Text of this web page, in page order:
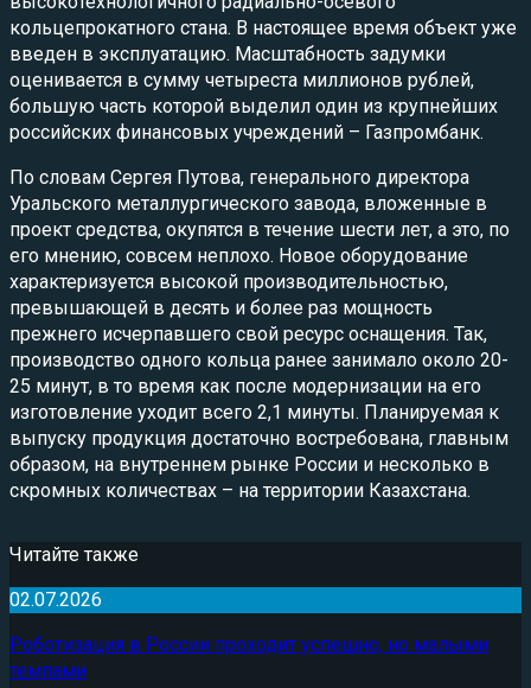
кольцепрокатного стана. В настоящее время объект уже
введен в эксплуатацию. Масштабность задумки
оценивается в сумму четыреста миллионов рублей,
большую часть которой выделил один из крупнейших
российских финансовых учреждений – Газпромбанк.
По словам Сергея Путова, генерального директора
Уральского металлургического завода, вложенные в
проект средства, окупятся в течение шести лет, а это, по
его мнению, совсем неплохо. Новое оборудование
характеризуется высокой производительностью,
превышающей в десять и более раз мощность
прежнего исчерпавшего свой ресурс оснащения. Так,
производство одного кольца ранее занимало около 20-
25 минут, в то время как после модернизации на его
изготовление уходит всего 2,1 минуты. Планируемая к
выпуску продукция достаточно востребована, главным
образом, на внутреннем рынке России и несколько в
скромных количествах – на территории Казахстана.
Читайте также
02.07.2026
Роботизация в России проходит успешно, но малыми
темпами